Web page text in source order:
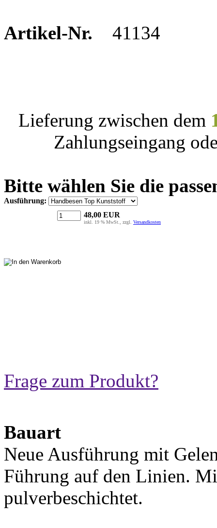
Artikel-Nr. 41134
Lieferung zwischen dem
Zahlungseingang
Bitte wählen Sie die
Ausführung:
48,00 EUR
inkl. 19 % MwSt., zzgl. Versandkosten
Frage zum Produkt?
Bauart
Neue Ausführung mit
Führung auf den Linien.
pulverbeschichtet.